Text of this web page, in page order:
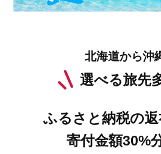
北海道から沖
選べる旅先
ふるさと納税の
寄付金額30%